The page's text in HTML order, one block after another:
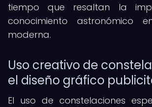
tiempo que resaltan la
conocimiento astronómico
moderna.
Uso creativo de
el diseño gráfico
El uso de constelaciones